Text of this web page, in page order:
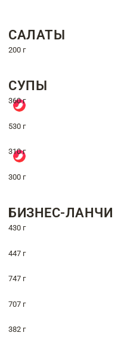
САЛАТЫ
200 г
СУПЫ
360 г
530 г
310 г
300 г
БИЗНЕС-ЛАНЧИ
430 г
447 г
747 г
707 г
382 г